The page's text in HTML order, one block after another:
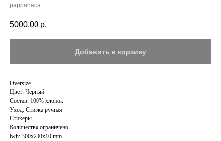
pappahapa
5000.00 р.
Добавить в корзину
Oversize
Цвет: Черный
Состав: 100% хлопок
Уход: Cтирка ручная
Стикеры
Количество ограничено
lwh: 300x200x10 mm